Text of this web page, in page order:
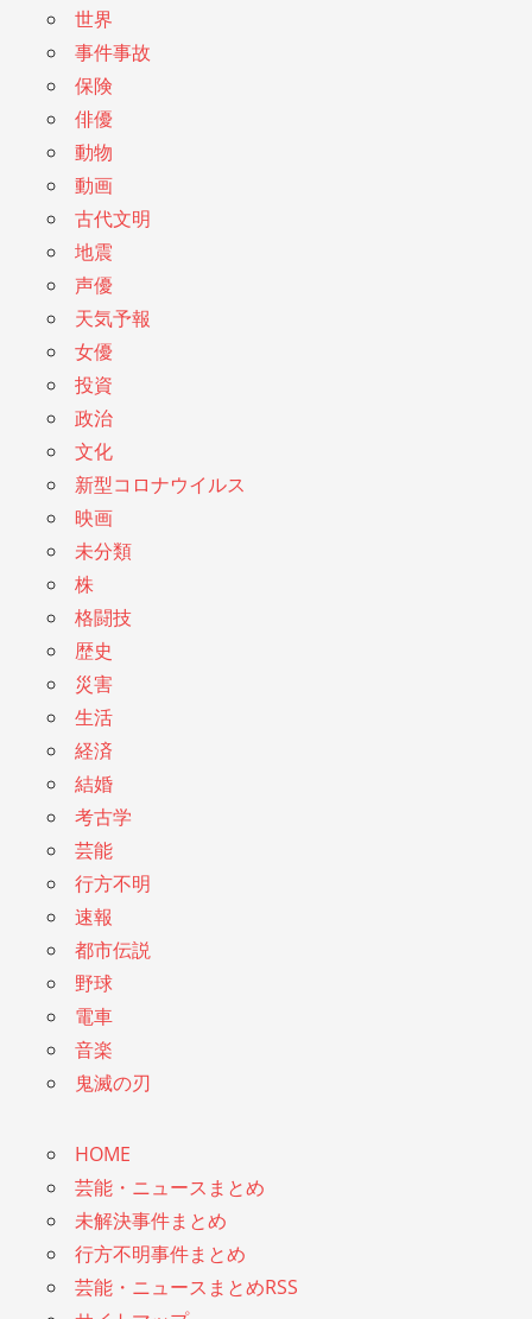
世界
事件事故
保険
俳優
動物
動画
古代文明
地震
声優
天気予報
女優
投資
政治
文化
新型コロナウイルス
映画
未分類
株
格闘技
歴史
災害
生活
経済
結婚
考古学
芸能
行方不明
速報
都市伝説
野球
電車
音楽
鬼滅の刃
HOME
芸能・ニュースまとめ
未解決事件まとめ
行方不明事件まとめ
芸能・ニュースまとめRSS